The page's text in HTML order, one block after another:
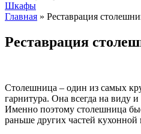
Шкафы
Главная » Реставрация
Реставрация
Столешница – один из самых
гарнитура. Она всегда на виду и
Именно поэтому столешница
раньше других частей кухонной